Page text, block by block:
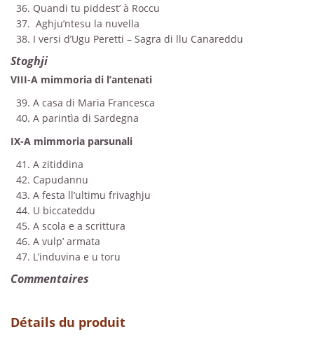
36. Quandi tu piddest’ à Roccu
37. Aghju’ntesu la nuvella
38. I versi d’Ugu Peretti – Sagra di llu Canareddu
Stoghji
VIII-A mimmoria di l’antenati
39. A casa di Marìa Francesca
40. A parintìa di Sardegna
IX-A mimmoria parsunali
41. A zitiddina
42. Capudannu
43. A festa ll’ultimu frivaghju
44. U biccateddu
45. A scola e a scrittura
46. A vulp’ armata
47. L’induvina e u toru
Commentaires
Détails du produit